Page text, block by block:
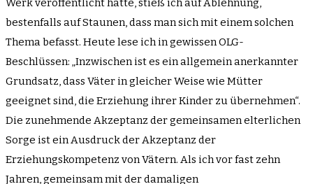
Werk veröffentlicht hatte, stieß ich auf Ablehnung,
bestenfalls auf Staunen, dass man sich mit einem solchen
Thema befasst. Heute lese ich in gewissen OLG-
Beschlüssen: „Inzwischen ist es ein allgemein anerkannter
Grundsatz, dass Väter in gleicher Weise wie Mütter
geeignet sind, die Erziehung ihrer Kinder zu übernehmen“.
Die zunehmende Akzeptanz der gemeinsamen elterlichen
Sorge ist ein Ausdruck der Akzeptanz der
Erziehungskompetenz von Vätern. Als ich vor fast zehn
Jahren, gemeinsam mit der damaligen